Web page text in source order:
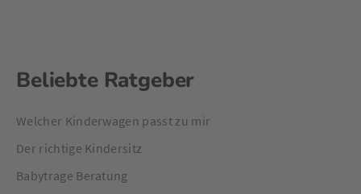
Beliebte Ratgeber
Welcher Kinderwagen passt zu mir
Der richtige Kindersitz
Babytrage Beratung